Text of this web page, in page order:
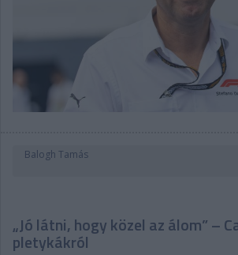
Balogh Tamás
„Jó látni, hogy közel az álom” –
pletykákról